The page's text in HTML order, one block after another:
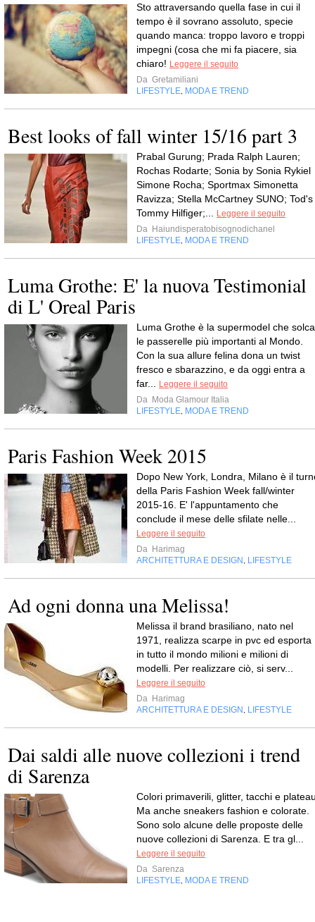
Sto attraversando quella fase in cui il
tempo è il sovrano assoluto, specie
quando manca: troppo lavoro e troppi
impegni (cosa che mi fa piacere, sia
chiaro! Leggere il seguito
Da Gretamiliani
LIFESTYLE MODA E TREND
Best looks of fall winter 15/16 part 3
Prabal Gurung; Prada Ralph Lauren;
Rochas Rodarte; Sonia by Sonia Rykiel
Simone Rocha; Sportmax Simonetta
Ravizza; Stella McCartney SUNO; Tod's
Tommy Hilfiger;...
Leggere il seguito
Da Haiundisperatobisognodichanel
LIFESTYLE MODA E TREND
Luma Grothe: E' la nuova Testimonial
di L' Oreal Paris
Luma Grothe è la supermodel che solca
le passerelle più importanti al Mondo.
Con la sua allure felina dona un twist
fresco e sbarazzino, e da oggi entra a
far...
Leggere il seguito
Da Moda Glamour Italia
LIFESTYLE MODA E TREND
Paris Fashion Week 2015
Dopo New York, Londra, Milano è il
della Paris Fashion Week fall/winter
2015-16. E' l'appuntamento che
conclude il mese delle sfilate nelle...
Leggere il seguito
Da Harimag
ARCHITETTURA E DESIGN LIFESTYLE
Ad ogni donna una Melissa!
Melissa il brand brasiliano, nato nel
1971, realizza scarpe in pvc ed esporta
in tutto il mondo milioni e milioni di
modelli. Per realizzare ciò, si serv...
Leggere il seguito
Da Harimag
ARCHITETTURA E DESIGN LIFESTYLE
Dai saldi alle nuove collezioni i trend
di Sarenza
Colori primaverili, glitter, tacchi e
Ma anche sneakers fashion e colorate.
Sono solo alcune delle proposte delle
nuove collezioni di Sarenza. E tra gl...
Leggere il seguito
Da Sarenza
LIFESTYLE MODA E TREND